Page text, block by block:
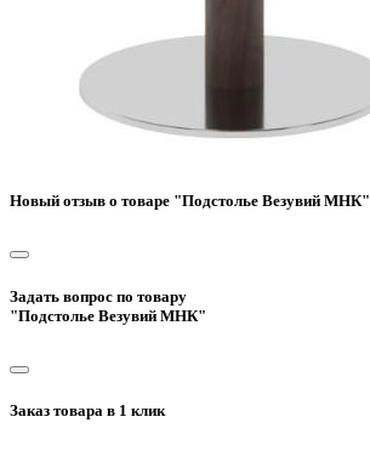
Новый отзыв о товаре "Подстолье Везувий МНК"
Задать вопрос по товару
"Подстолье Везувий МНК"
Заказ товара в 1 клик